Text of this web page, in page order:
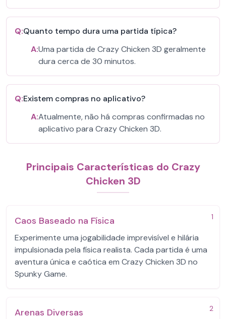
Q:Quanto tempo dura uma partida típica?
A:Uma partida de Crazy Chicken 3D geralmente
dura cerca de 30 minutos.
Q:Existem compras no aplicativo?
A:Atualmente, não há compras confirmadas no
aplicativo para Crazy Chicken 3D.
Principais Características do Crazy
Chicken 3D
1
Caos Baseado na Física
Experimente uma jogabilidade imprevisível e hilária
impulsionada pela física realista. Cada partida é uma
aventura única e caótica em Crazy Chicken 3D no
Spunky Game.
2
Arenas Diversas